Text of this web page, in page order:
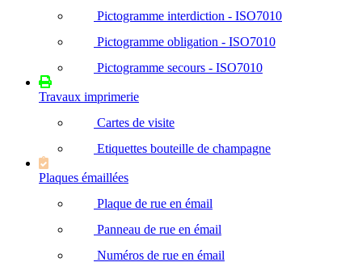
Pictogramme interdiction - ISO7010
Pictogramme obligation - ISO7010
Pictogramme secours - ISO7010
Travaux imprimerie
Cartes de visite
Etiquettes bouteille de champagne
Plaques émaillées
Plaque de rue en émail
Panneau de rue en émail
Numéros de rue en émail